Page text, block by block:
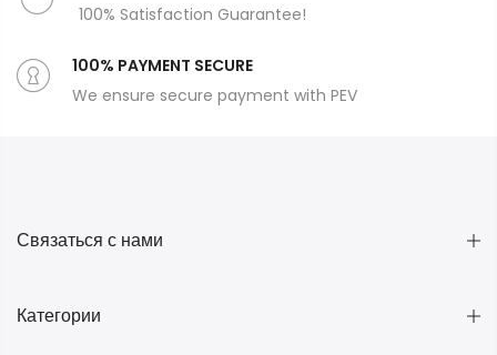
100% Satisfaction Guarantee!
100% PAYMENT SECURE
We ensure secure payment with PEV
Связаться с нами
Категории